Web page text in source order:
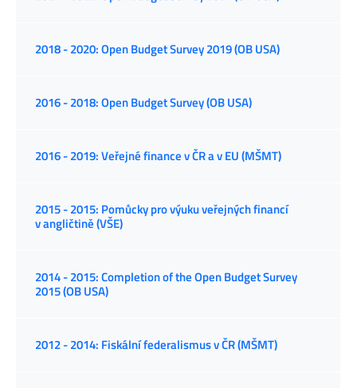
2018 - 2020: Open Budget Survey 2019 (OB USA)
2016 - 2018: Open Budget Survey (OB USA)
2016 - 2019: Veřejné finance v ČR a v EU (MŠMT)
2015 - 2015: Pomůcky pro výuku veřejných financí
v angličtině (VŠE)
2014 - 2015: Completion of the Open Budget Survey
2015 (OB USA)
2012 - 2014: Fiskální federalismus v ČR (MŠMT)